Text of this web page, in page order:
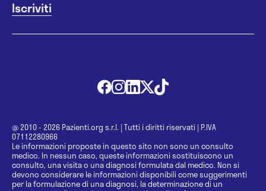
@ 2010 - 2026 Pazienti.org s.r.l. | Tutti i diritti riservati | P.IVA
07112280966
Le informazioni proposte in questo sito non sono un consulto
medico. In nessun caso, queste informazioni sostituiscono un
consulto, una visita o una diagnosi formulata dal medico. Non si
devono considerare le informazioni disponibili come suggerimenti
per la formulazione di una diagnosi, la determinazione di un